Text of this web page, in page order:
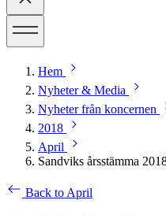
Hem
Nyheter & Media
Nyheter från koncernen
2018
April
Sandviks årsstämma
Back to April